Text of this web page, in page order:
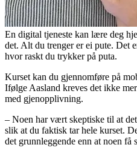
En digital tjeneste kan lære deg
det. Alt du trenger er ei pute. Det
hvor raskt du trykker på puta.
Kurset kan du gjennomføre på
Ifølge Aasland kreves det ikke
med gjenopplivning.
– Noen har vært skeptiske til at
slik at du faktisk tar hele kurset.
det grunnleggende enn at noen få